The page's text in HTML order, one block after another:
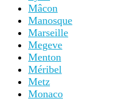
Mâcon
Manosque
Marseille
Megeve
Menton
Méribel
Metz
Monaco